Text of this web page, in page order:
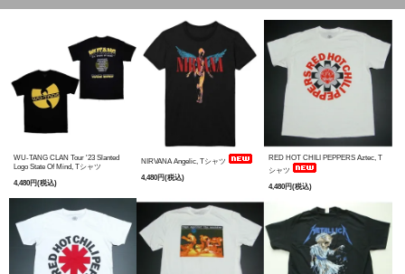
WU-TANG CLAN Tour '23 Slanted
Logo State Of Mind, Tシャツ
4,480円(税込)
NIRVANA Angelic, Tシャツ
4,480円(税込)
RED HOT CHILI PEPPERS Aztec, T
シャツ
4,480円(税込)